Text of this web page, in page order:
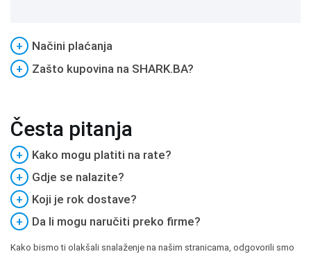
+
Načini plaćanja
+
Zašto kupovina na SHARK.BA?
Česta pitanja
+
Kako mogu platiti na rate?
+
Gdje se nalazite?
+
Koji je rok dostave?
+
Da li mogu naručiti preko firme?
Kako bismo ti olakšali snalaženje na našim stranicama, odgovorili smo